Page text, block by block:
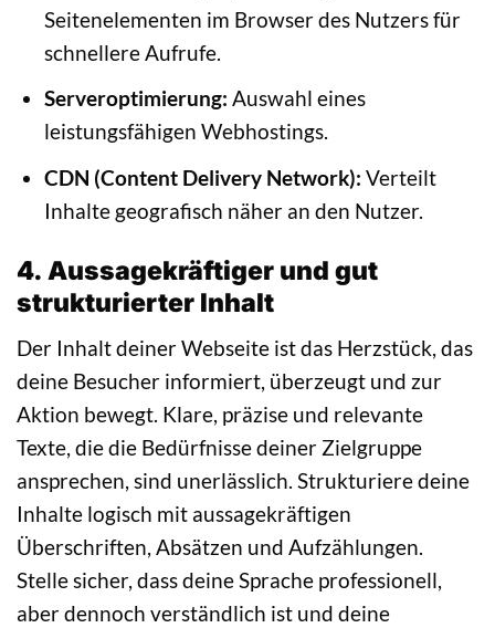
Seitenelementen im Browser des Nutzers für
schnellere Aufrufe.
Serveroptimierung: Auswahl eines
leistungsfähigen Webhostings.
CDN (Content Delivery Network): Verteilt
Inhalte geografisch näher an den Nutzer.
4. Aussagekräftiger und gut
strukturierter Inhalt
Der Inhalt deiner Webseite ist das Herzstück, das
deine Besucher informiert, überzeugt und zur
Aktion bewegt. Klare, präzise und relevante
Texte, die die Bedürfnisse deiner Zielgruppe
ansprechen, sind unerlässlich. Strukturiere deine
Inhalte logisch mit aussagekräftigen
Überschriften, Absätzen und Aufzählungen.
Stelle sicher, dass deine Sprache professionell,
aber dennoch verständlich ist und deine